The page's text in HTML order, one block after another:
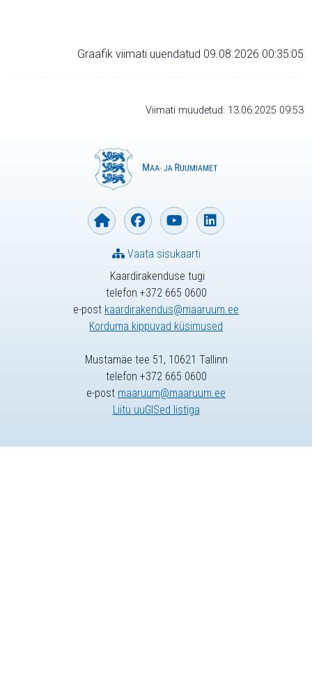
Graafik viimati uuendatud 09.08.2026 00:35:05
Viimati muudetud: 13.06.2025 09:53
Kaardirakenduse tugi
telefon +372 665 0600
e-post kaardirakendus@maaruum.ee
Korduma kippuvad küsimused
Vaata sisukaarti
Mustamäe tee 51, 10621 Tallinn
telefon +372 665 0600
e-post maaruum@maaruum.ee
Liitu uuGISed listiga